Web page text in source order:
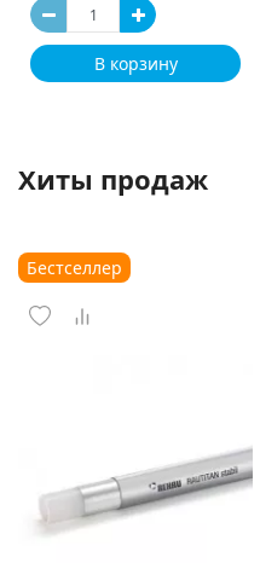
В корзину
Хиты продаж
Бестселлер